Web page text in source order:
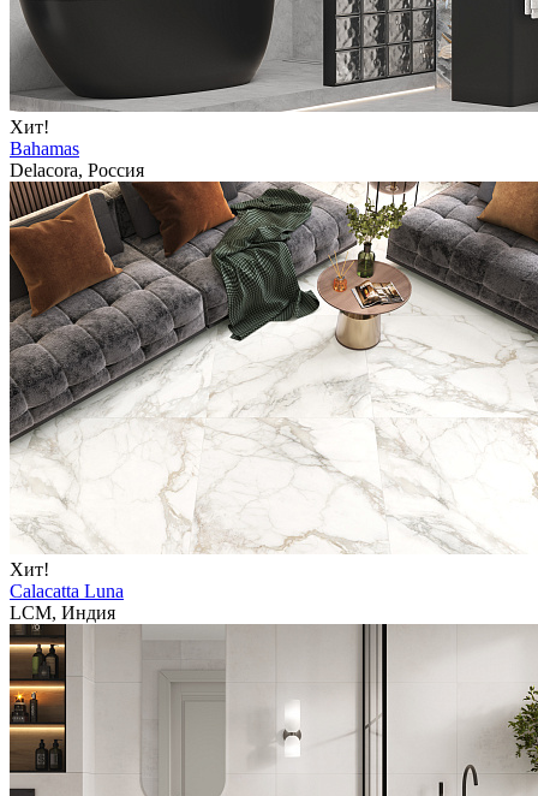
Хит!
Bahamas
Delacora, Россия
Хит!
Calacatta Luna
LCM, Индия